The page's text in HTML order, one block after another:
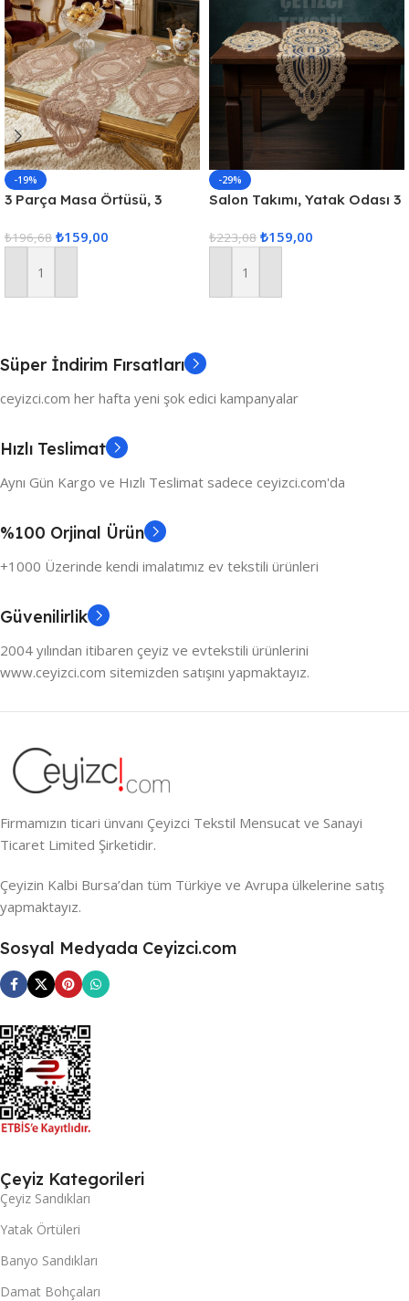
-19%
3 Parça Masa Örtüsü, 3
Dantelli 3 Parça Oda Takımı
₺196,68 ₺159,00
Sepete Ekle
-29%
Salon Takımı, Yatak Odası 3
Örtüsü 3 Parça Oda Takımı
₺223,08 ₺159,00
Sepete Ekle
Süper İndirim Fırsatları
ceyizci.com her hafta yeni şok edici kampanyalar
Hızlı Teslimat
Aynı Gün Kargo ve Hızlı Teslimat sadece ceyizci.com'da
%100 Orjinal Ürün
+1000 Üzerinde kendi imalatımız ev tekstili ürünleri
Güvenilirlik
2004 yılından itibaren çeyiz ve evtekstili ürünlerini
www.ceyizci.com sitemizden satışını yapmaktayız.
Firmamızın ticari ünvanı Çeyizci Tekstil Mensucat ve Sanayi
Ticaret Limited Şirketidir.
Çeyizin Kalbi Bursa’dan tüm Türkiye ve Avrupa ülkelerine satış
yapmaktayız.
Sosyal Medyada Ceyizci.com
Çeyiz Kategorileri
Çeyiz Sandıkları
Yatak Örtüleri
Banyo Sandıkları
Damat Bohçaları